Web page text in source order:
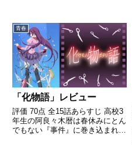
青春
「化物語」レビュー
評価 70点 全15話あらすじ 高校3
年生の阿良々木暦は春休みにとん
でもない『事件』に巻き込まれて